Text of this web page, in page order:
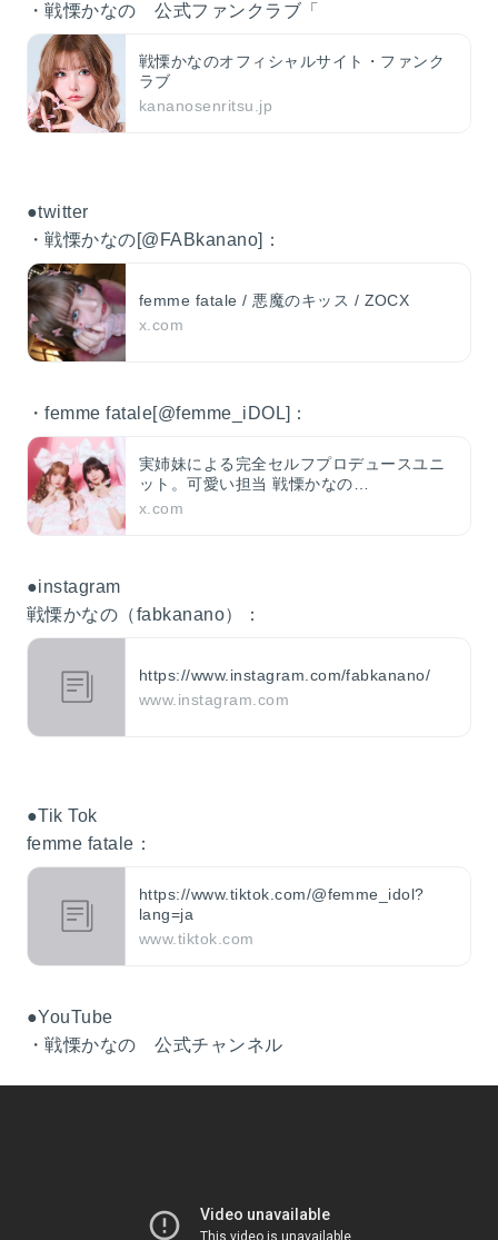
・戦慄かなの 公式ファンクラブ「
戦慄かなのオフィシャルサイト・ファンク
ラブ
kananosenritsu.jp
●twitter
・戦慄かなの[@FABkanano]：
femme fatale / 悪魔のキッス / ZOCX
x.com
・femme fatale[@femme_iDOL]：
実姉妹による完全セルフプロデュースユニ
ット。可愛い担当 戦慄かなの
@FABkanano(姉)🦋もっと可愛い担当 頓知
x.com
●instagram
戦慄かなの（fabkanano）：
https://www.instagram.com/fabkanano/
www.instagram.com
●Tik Tok
femme fatale：
https://www.tiktok.com/@femme_idol?
lang=ja
www.tiktok.com
●YouTube
・戦慄かなの 公式チャンネル